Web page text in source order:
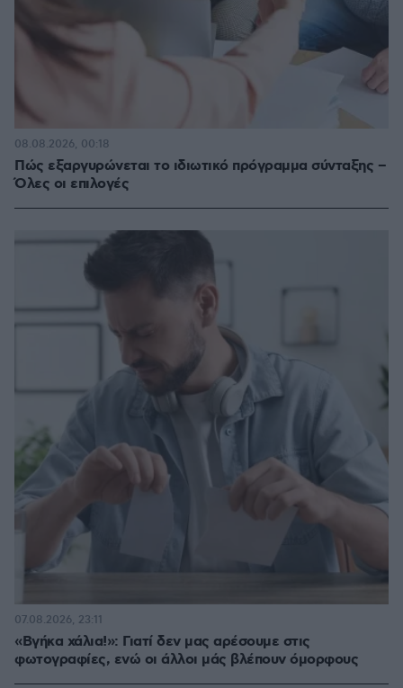
Πώς εξαργυρώνεται το ιδιωτικό πρόγραμμα σύνταξης –
Όλες οι επιλογές
08.08.2026, 00:18
«Βγήκα χάλια!»: Γιατί δεν μας αρέσουμε στις
φωτογραφίες, ενώ οι άλλοι μάς βλέπουν όμορφους
07.08.2026, 23:11